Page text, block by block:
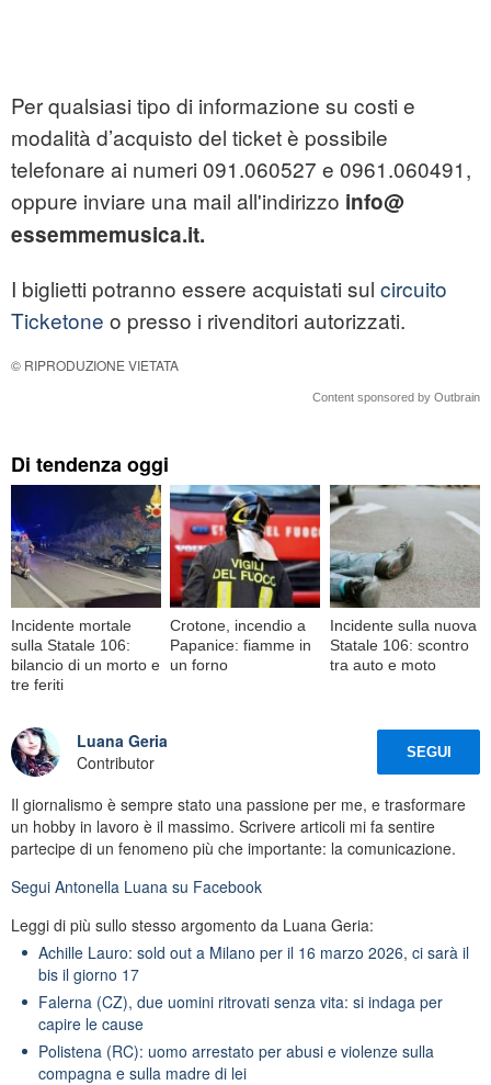
Per qualsiasi tipo di informazione su costi e
modalità d’acquisto del ticket è possibile
telefonare ai numeri 091.060527 e 0961.060491,
oppure inviare una mail all'indirizzo info@
essemmemusica.it.
I biglietti potranno essere acquistati sul circuito
Ticketone o presso i rivenditori autorizzati.
© RIPRODUZIONE VIETATA
Content sponsored by Outbrain
Di tendenza oggi
Incidente mortale
sulla Statale 106:
bilancio di un morto e
tre feriti
Crotone, incendio a
Papanice: fiamme in
un forno
Incidente sulla nuova
Statale 106: scontro
tra auto e moto
Luana Geria
Contributor
SEGUI
Il giornalismo è sempre stato una passione per me, e trasformare
un hobby in lavoro è il massimo. Scrivere articoli mi fa sentire
partecipe di un fenomeno più che importante: la comunicazione.
Segui Antonella Luana su Facebook
Leggi di più sullo stesso argomento da Luana Geria:
Achille Lauro: sold out a Milano per il 16 marzo 2026, ci sarà il
bis il giorno 17
Falerna (CZ), due uomini ritrovati senza vita: si indaga per
capire le cause
Polistena (RC): uomo arrestato per abusi e violenze sulla
compagna e sulla madre di lei